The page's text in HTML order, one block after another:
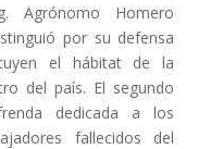
Agrónomo Homero
por su defensa
el hábitat de la
del país. El segundo
dedicada a los
fallecidos del